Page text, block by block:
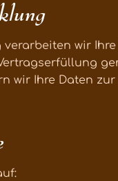
verarbeiten wir
wir Ihre Daten